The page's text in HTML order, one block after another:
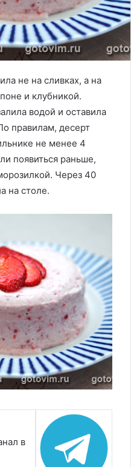
не на сливках, а на
и клубникой.
водой и оставила
правилам, десерт
не менее 4
появиться раньше,
Через 40
на столе.
в